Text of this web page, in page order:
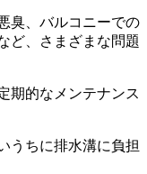
臭、バルコニーでの
ど、さまざまな問題
期的なメンテナンス
うちに排水溝に負担